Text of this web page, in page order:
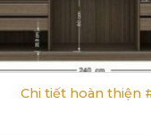
Chi tiết hoàn thiện